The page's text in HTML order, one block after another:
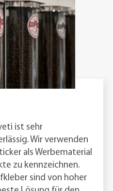
ist sehr
Wir verwenden
als Werbematerial
zu kennzeichnen.
sind von hoher
Lösung für den
Schweiz.
unseren Büros findet
weißen Notizen,
wir unsere Liebe zum
Logo ist überall! Lass
und lass uns
Aufkleber vereinen
ehrt. Mit ihrem